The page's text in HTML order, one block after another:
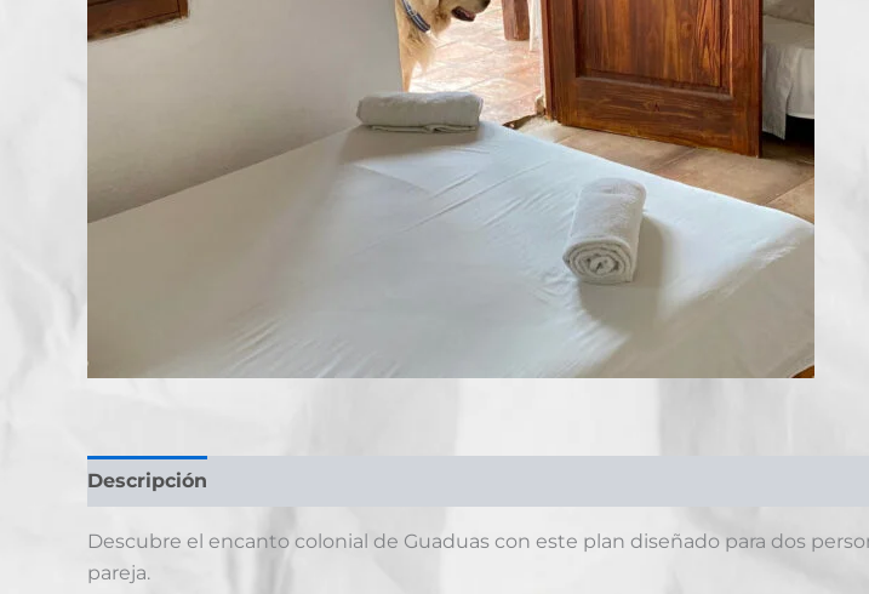
Descripción
Descubre el encanto colonial de Guaduas con este plan diseñado para dos
pareja.